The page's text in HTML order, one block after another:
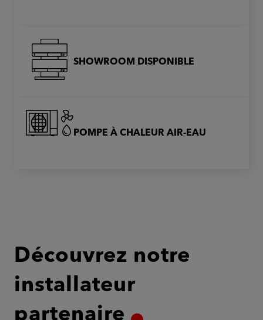
SHOWROOM DISPONIBLE
POMPE À CHALEUR AIR-EAU
Découvrez notre
installateur
partenaire